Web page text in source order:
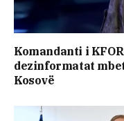
Komandanti i
dezinformatat
Kosovë